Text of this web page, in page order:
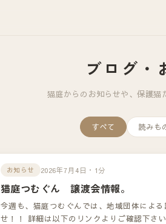
ブログ・
猫庭からのお知らせや、保護猫
すべて 読みも
お知らせ 2026年7月4日・1分
猫庭つむぐん 譲渡会情報。
今週も、猫庭つむぐんでは、地域団体によ
せ！！ 詳細は以下のリンクよりご確認下さい